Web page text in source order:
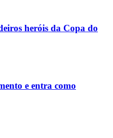
heróis da Copa do
e entra como